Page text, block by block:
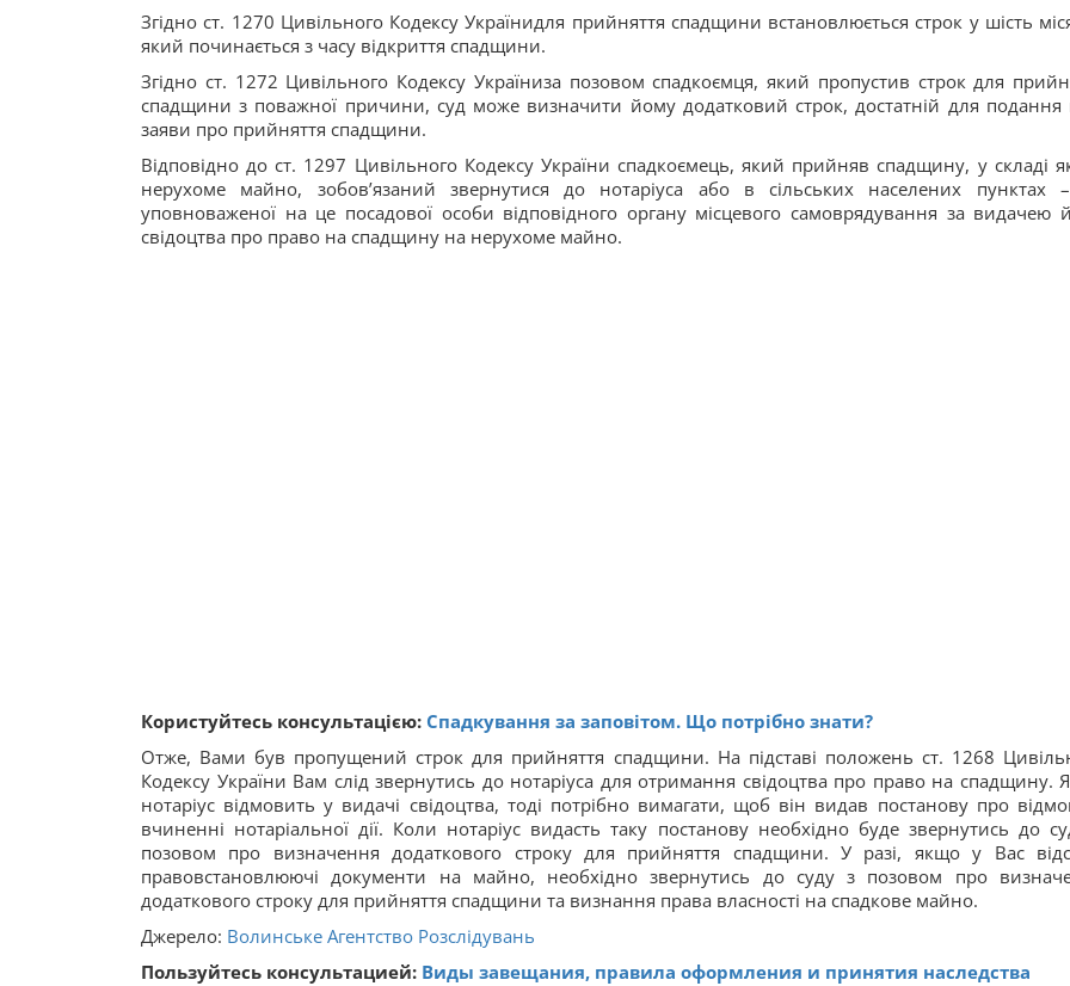
Згідно ст. 1270 Цивільного Кодексу Українидля прийняття спадщини встановлюється строк у шість
який починається з часу відкриття спадщини.
Згідно ст. 1272 Цивільного Кодексу Україниза позовом спадкоємця, який пропустив строк для
спадщини з поважної причини, суд може визначити йому додатковий строк, достатній для
заяви про прийняття спадщини.
Відповідно до ст. 1297 Цивільного Кодексу України спадкоємець, який прийняв спадщину, у складі
нерухоме майно, зобов’язаний звернутися до нотаріуса або в сільських населених пунктах
уповноваженої на це посадової особи відповідного органу місцевого самоврядування за видачею
свідоцтва про право на спадщину на нерухоме майно.
Користуйтесь консультацією: Спадкування за заповітом. Що потрібно знати?
Отже, Вами був пропущений строк для прийняття спадщини. На підставі положень ст. 1268
Кодексу України Вам слід звернутись до нотаріуса для отримання свідоцтва про право на спадщину.
нотаріус відмовить у видачі свідоцтва, тоді потрібно вимагати, щоб він видав постанову про
вчиненні нотаріальної дії. Коли нотаріус видасть таку постанову необхідно буде звернутись до
позовом про визначення додаткового строку для прийняття спадщини. У разі, якщо у Вас
правовстановлюючі документи на майно, необхідно звернутись до суду з позовом про
додаткового строку для прийняття спадщини та визнання права власності на спадкове майно.
Джерело: Волинське Агентство Розслідувань
Пользуйтесь консультацией: Виды завещания, правила оформления и принятия наследства